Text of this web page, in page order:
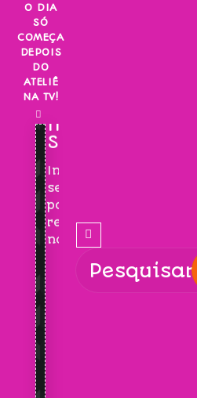
Skip
content
O DIA
SÓ
COMEÇA
DEPOIS
DO
ATELIÊ
NA TV!
INSCREVA-
SE!
Inscreva-
se
para
receber
novidades!